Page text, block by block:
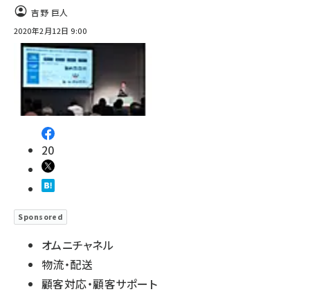
吉野 巨人
2020年2月12日 9:00
20
Sponsored
オムニチャネル
物流・配送
顧客対応・顧客サポート